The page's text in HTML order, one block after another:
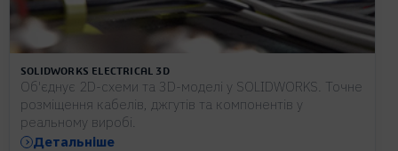
SOLIDWORKS ELECTRICAL 3D
Об'єднує 2D-схеми та 3D-моделі у SOLIDWORKS. Точне
розміщення кабелів, джгутів та компонентів у
реальному виробі.
Детальніше